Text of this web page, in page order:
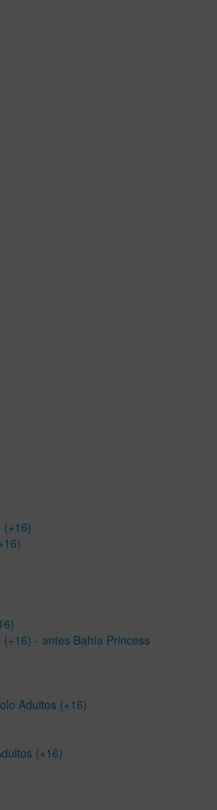
(+16)
- antes Bahía Princess
Adultos (+16)
(+16)